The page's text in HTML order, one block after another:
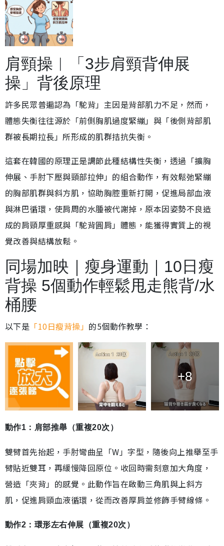
肩頸操︱「3步肩頸背伸展
操」背後原理
許多民眾普遍認為「駝背」主因是背部肌力不足，然而，
體態失衡往往源於「前側胸肌過度緊繃」與「後側背部肌
群被長期拉長」所形成的肌群拮抗失衡。
這套在韓國的原理正是調節此種結構性失衡，透過「擴胸
伸展、手肘下壓與頸部拉伸」的組合動作，有效鬆弛緊繃
的胸部肌群與斜方肌，協助胸腔重新打開，促進局部血液
與淋巴循環，使肩周的水腫被代謝掉，原本因姿勢不良造
成的肩頸厚重感與「駝背圓肩」體態，能獲得實質上的視
覺改善與結構放鬆。
同場加映｜瘦身運動｜10日瘦
背操 5個動作輕鬆甩走熊背/水
桶腰
以下是 「10日瘦背操」 的5個動作教學：
+8
動作1：肩部推舉（重複20次）
雙臂首先抬起，手肘彎曲呈「W」字型，隨後向上推舉至手
臂貼近雙耳，再緩慢降回原位。收回時需刻意加大角度，
營造「夾背」的感覺。此動作旨在啟動三角肌與上斜方
肌，促進肩頸血液循環，從而改善厚肩並修飾手臂線條。
動作2：環形左右伸展（重複20次）